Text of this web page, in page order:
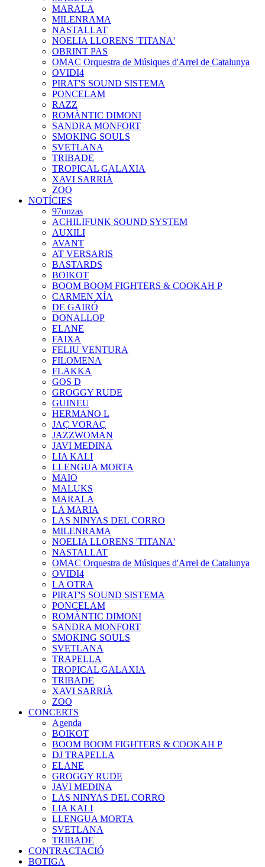
MARALA
MILENRAMA
NASTALLAT
NOELIA LLORENS 'TITANA'
OBRINT PAS
OMAC Orquestra de Músiques d'Arrel de Catalunya
OVIDI4
PIRAT'S SOUND SISTEMA
PONCELAM
RAZZ
ROMÀNTIC DIMONI
SANDRA MONFORT
SMOKING SOULS
SVETLANA
TRIBADE
TROPICAL GALAXIA
XAVI SARRIÀ
ZOO
NOTÍCIES
97onzas
ACHILIFUNK SOUND SYSTEM
AUXILI
AVANT
AT VERSARIS
BASTARDS
BOIKOT
BOOM BOOM FIGHTERS & COOKAH P
CARMEN XÍA
DE GAIRÓ
DONALLOP
ELANE
FAIXA
FELIU VENTURA
FILOMENA
FLAKKA
GOS D
GROGGY RUDE
GUINEU
HERMANO L
JAÇ VORAÇ
JAZZWOMAN
JAVI MEDINA
LIA KALI
LLENGUA MORTA
MAIO
MALUKS
MARALA
LA MARIA
LAS NINYAS DEL CORRO
MILENRAMA
NOELIA LLORENS 'TITANA'
NASTALLAT
OMAC Orquestra de Músiques d'Arrel de Catalunya
OVIDI4
LA OTRA
PIRAT'S SOUND SISTEMA
PONCELAM
ROMÀNTIC DIMONI
SANDRA MONFORT
SMOKING SOULS
SVETLANA
TRAPELLA
TROPICAL GALAXIA
TRIBADE
XAVI SARRIÀ
ZOO
CONCERTS
Agenda
BOIKOT
BOOM BOOM FIGHTERS & COOKAH P
DJ TRAPELLA
ELANE
GROGGY RUDE
JAVI MEDINA
LAS NINYAS DEL CORRO
LIA KALI
LLENGUA MORTA
SVETLANA
TRIBADE
CONTRACTACIÓ
BOTIGA